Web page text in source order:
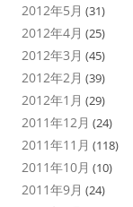
2012年5月 (31)
2012年4月 (25)
2012年3月 (45)
2012年2月 (39)
2012年1月 (29)
2011年12月 (24)
2011年11月 (118)
2011年10月 (10)
2011年9月 (24)